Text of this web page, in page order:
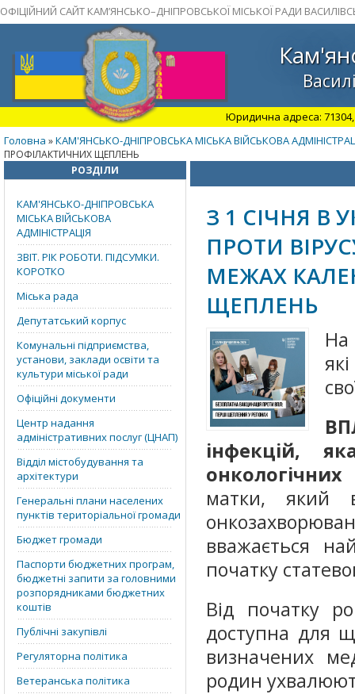
ОФІЦІЙНИЙ САЙТ КАМ’ЯНСЬКО–ДНІПРОВСЬКОЇ МІСЬКОЇ РАДИ
Юридична адреса: 71304,
Головна »КАМ'ЯНСЬКО-ДНІПРОВСЬКА МІСЬКА ВІЙСЬКОВА
ПРОФІЛАКТИЧНИХ ЩЕПЛЕНЬ
РОЗДІЛИ
КАМ'ЯНСЬКО-ДНІПРОВСЬКА
МІСЬКА ВІЙСЬКОВА
АДМІНІСТРАЦІЯ
ЗВІТ. РІК РОБОТИ. ПІДСУМКИ.
КОРОТКО
Міська рада
Депутатський корпус
Комунальні підприємства,
установи, заклади освіти та
культури міської ради
Офіційні документи
Центр надання
адміністративних послуг (ЦНАП)
Відділ містобудування та
архітектури
Генеральні плани населених
пунктів територіальної громади
Бюджет громади
Паспорти бюджетних програм,
бюджетні запити за головними
розпорядниками бюджетних
коштів
Публічні закупівлі
Регуляторна політика
Ветеранська політика
З 1 СІЧНЯ В
ПРОТИ
МЕЖАХ
ЩЕПЛЕНЬ
На
інфекцій,
матки, який
вважається
початку
Від початку
доступна для
визначених
родин